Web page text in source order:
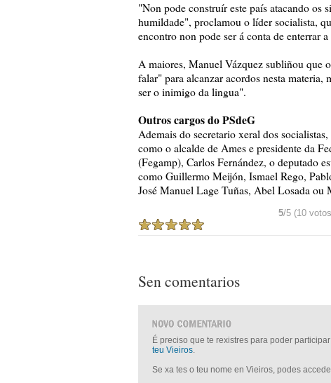
"Non pode construír este país atacando os
humildade", proclamou o líder socialista,
encontro non pode ser á conta de enterrar
A maiores, Manuel Vázquez subliñou que
falar" para alcanzar acordos nesta
ser o inimigo da lingua".
Outros cargos do PSdeG
Ademais do secretario xeral dos
como o alcalde de Ames e presidente da
(Fegamp), Carlos Fernández, o deputado
como Guillermo Meijón, Ismael Rego,
José Manuel Lage Tuñas, Abel Losada ou
5/5 (10
Sen comentarios
É preciso que te rexistres para poder
teu Vieiros.
Se xa tes o teu nome en Vieiros, podes